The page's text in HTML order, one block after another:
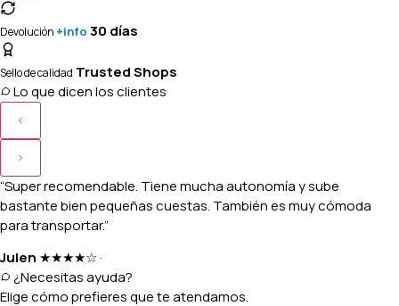
Devolución +info 30 días
Sello de calidad Trusted Shops
Lo que dicen los clientes
“Super recomendable. Tiene mucha autonomía y sube
bastante bien pequeñas cuestas. También es muy cómoda
para transportar.”
Julen ★★★★☆ ·
¿Necesitas ayuda?
Elige cómo prefieres que te atendamos.